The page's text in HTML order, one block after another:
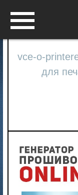
vce-o-
для